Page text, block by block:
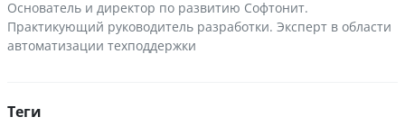
Основатель и директор по развитию Софтонит.
Практикующий руководитель разработки. Эксперт в области
автоматизации техподдержки
Теги